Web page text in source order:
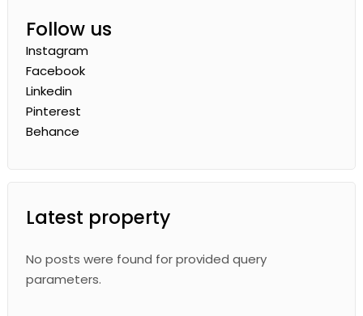
Follow us
Instagram
Facebook
Linkedin
Pinterest
Behance
Latest property
No posts were found for provided query
parameters.